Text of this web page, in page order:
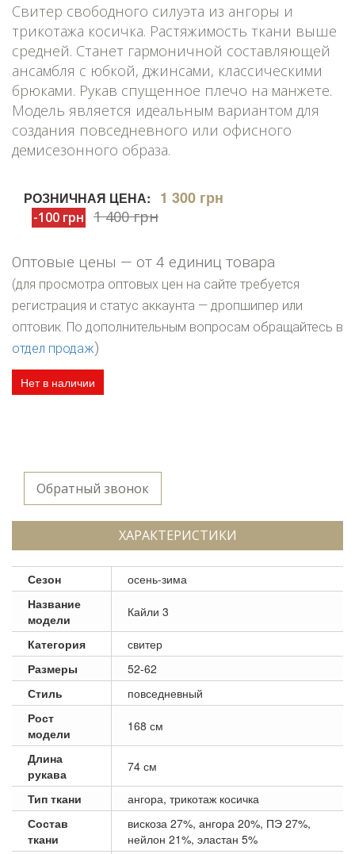
Свитер свободного силуэта из ангоры и
трикотажа косичка. Растяжимость ткани выше
средней. Станет гармоничной составляющей
ансамбля с юбкой, джинсами, классическими
брюками. Рукав спущенное плечо на манжете.
Модель является идеальным вариантом для
создания повседневного или офисного
демисезонного образа.
РОЗНИЧНАЯ ЦЕНА: 1 300 грн
-100 грн 1 400 грн
Оптовые цены — от 4 единиц товара
(для просмотра оптовых цен на сайте требуется
регистрация и статус аккаунта — дропшипер или
оптовик. По дополнительным вопросам обращайтесь в
отдел продаж)
Нет в наличии
Обратный звонок
ХАРАКТЕРИСТИКИ
Сезон
осень-зима
Название
модели
Кайли 3
Категория
свитер
Размеры
52-62
Стиль
повседневный
Рост
модели
168 см
Длина
рукава
74 см
Тип ткани
ангора, трикотаж косичка
Состав
ткани
вискоза 27%, ангора 20%, ПЭ 27%,
нейлон 21%, эластан 5%